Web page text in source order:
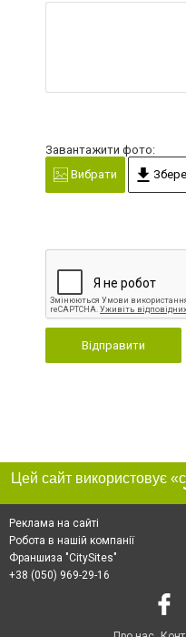
Завантажити фото:
Вибрати
Відправити
Реклама на сайті
Робота в нашій компанії
Франшиза "CitySites"
+38 (050) 969-29-16